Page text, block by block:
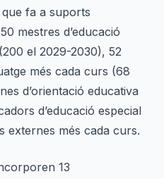
fa a suports
mestres d’educació
el 2029-2030), 52
més cada curs (68
d’orientació educativa
d’educació especial
externes més cada curs.
13